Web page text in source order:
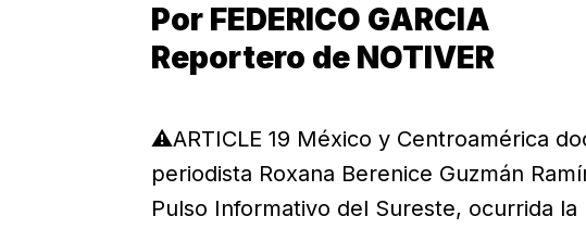
Por FEDERICO GARCIA
Reportero de NOTIVER
⚠️ARTICLE 19 México y Centroamérica
periodista Roxana Berenice Guzmán
Pulso Informativo del Sureste, ocurrida